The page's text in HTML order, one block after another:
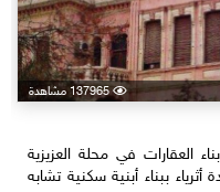
137965 مشاهدة
في محلة العزيزية
ببناء أبنية سكنية تشابه